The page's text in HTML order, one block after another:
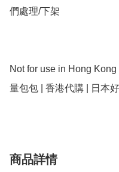
們處理/下架
Not for use in Hong
量包包 | 香港代購 | 日本
商品詳情